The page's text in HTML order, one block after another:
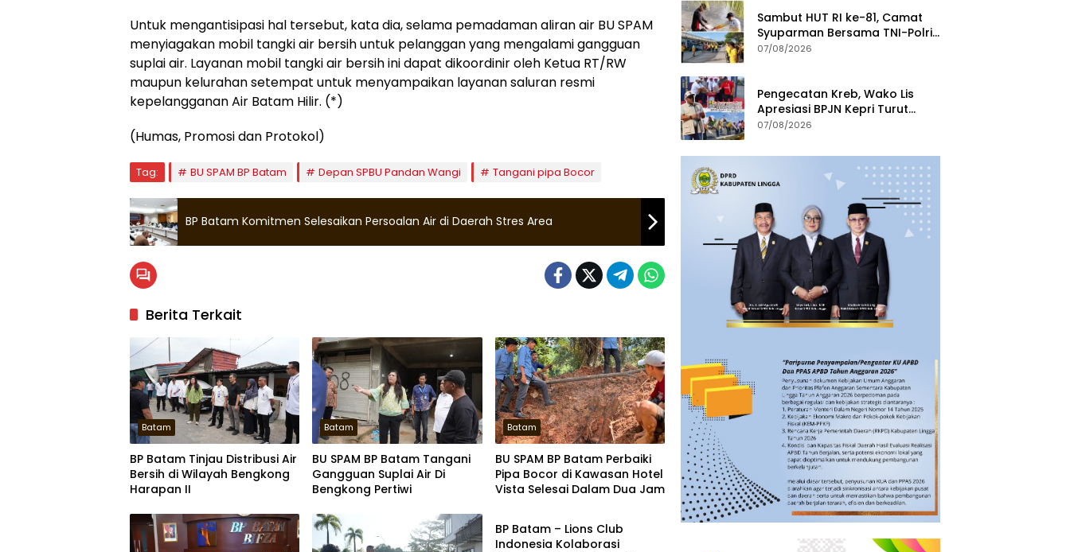
Untuk mengantisipasi hal tersebut, kata dia, selama pemadaman aliran air BU SPAM
menyiagakan mobil tangki air bersih untuk pelanggan yang mengalami gangguan
suplai air. Layanan mobil tangki air bersih ini dapat dikoordinir oleh Ketua RT/RW
maupun kelurahan setempat untuk menyampaikan layanan saluran resmi
kepelangganan Air Batam Hilir. (*)
(Humas, Promosi dan Protokol)
Tag: BU SPAM BP Batam Depan SPBU Pandan Wangi Tangani pipa Bocor
BP Batam Komitmen Selesaikan Persoalan Air di Daerah Stres Area
Berita Terkait
Batam
BP Batam Tinjau Distribusi Air
Bersih di Wilayah Bengkong
Harapan II
Batam
BU SPAM BP Batam Tangani
Gangguan Suplai Air Di
Bengkong Pertiwi
Batam
BU SPAM BP Batam Perbaiki
Pipa Bocor di Kawasan Hotel
Vista Selesai Dalam Dua Jam
Zona Kepri
BP Batam – Lions Club
Indonesia Kolaborasi
Sambut HUT RI ke-81, Camat
Syuparman Bersama TNI-Polri
dan Instansi Goro di Pantai
07/08/2026
Pengecatan Kreb, Wako Lis
Apresiasi BPJN Kepri Turut
Jaga Kebersihan dan
07/08/2026